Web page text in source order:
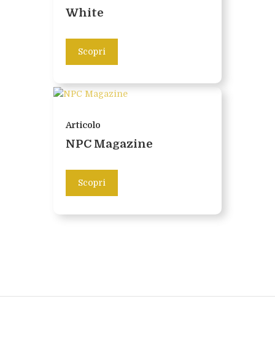
White
Scopri
Articolo
NPC Magazine
Scopri